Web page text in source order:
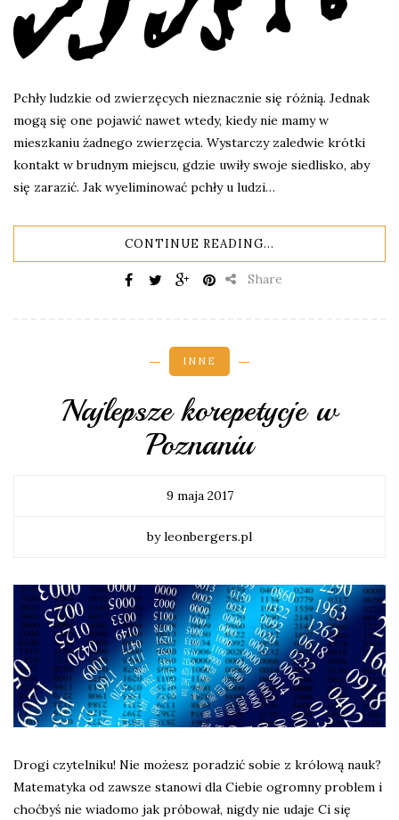
Pchły ludzkie od zwierzęcych nieznacznie się różnią. Jednak
mogą się one pojawić nawet wtedy, kiedy nie mamy w
mieszkaniu żadnego zwierzęcia. Wystarczy zaledwie krótki
kontakt w brudnym miejscu, gdzie uwiły swoje siedlisko, aby
się zarazić. Jak wyeliminować pchły u ludzi…
CONTINUE READING...
Share
INNE
Najlepsze korepetycje w
Poznaniu
9 maja 2017
by leonbergers.pl
Drogi czytelniku! Nie możesz poradzić sobie z królową nauk?
Matematyka od zawsze stanowi dla Ciebie ogromny problem i
choćbyś nie wiadomo jak próbował, nigdy nie udaje Ci się